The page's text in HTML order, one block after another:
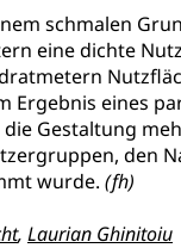
schmalen
eine dichte
Ergebnis eines
die Gestaltung
den
wurde. (fh)
, Laurian Ghinitoiu